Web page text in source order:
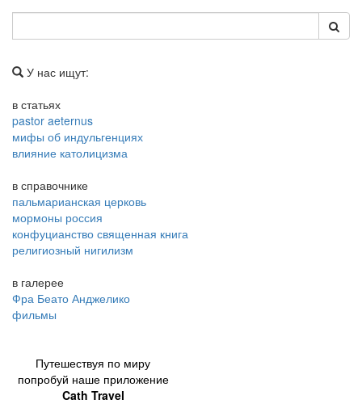
У нас ищут:
в статьях
pastor aeternus
мифы об индульгенциях
влияние католицизма
в справочнике
пальмарианская церковь
мормоны россия
конфуцианство священная книга
религиозный нигилизм
в галерее
Фра Беато Анджелико
фильмы
Путешествуя по миру
попробуй наше приложение
Cath Travel